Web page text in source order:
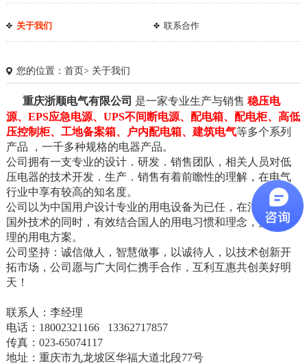
1 2 3
关于我们 联系合作
您的位置： 首页> 关于我们
重庆浙顺电气有限公司 是一家专业生产与销售 稳压电
源、EPS应急电源、UPS不间断电源、配电箱、配电柜、高低
压控制柜、工地备案箱、户内配电箱、建筑电气等多个系列
产品 ，一千多种规格的电器产品。
公司拥有一支专业的设计．研发．销售团队，相关人员对低
压电器的技术开发．生产．销售有着前瞻性的理解，在电气
行业中享有较高的知名度。
公司以为中国用户设计专业的用电设备为已任，在消化吸收
国外技术的同时，有效结合国人的用电习惯和理念，提供合
理的用电方案。
公司坚持：诚信做人，智慧做事，以诚待人，以技术创新开
拓市场，公司愿与广大同仁携手合作，互利互惠共创美好明
天！
联系人：李经理
电话：18002321166 13362717857
传真：023-65074117
地址：重庆市九龙坡区华福大道北段77号